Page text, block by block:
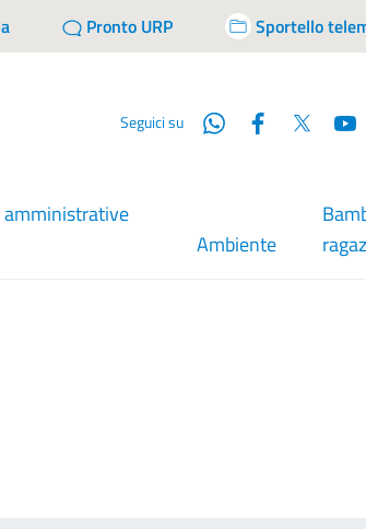
Pronto URP Sportello
Seguici su WhatsappFacebook
Twitter
amministrative
Ambiente